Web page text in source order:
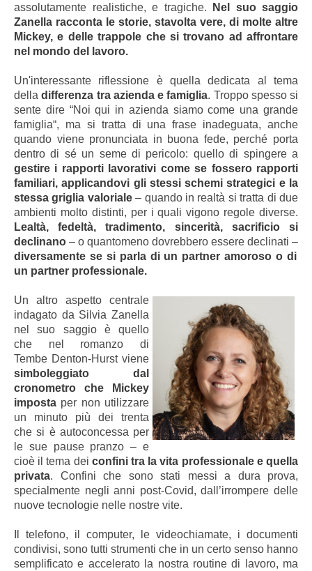
assolutamente realistiche, e tragiche.
Nel suo saggio
Zanella racconta le storie, stavolta vere, di molte altre
Mickey, e delle trappole che si trovano ad affrontare
nel mondo del lavoro.
Un'interessante riflessione è quella dedicata al tema
delladifferenza tra azienda e famiglia. Troppo spesso si
sente dire “Noi qui in azienda siamo come una grande
famiglia“, ma si tratta di una frase inadeguata, anche
quando viene pronunciata in buona fede, perché porta
dentro di sé un seme di pericolo: quello di spingere a
gestire i rapporti lavorativi come se fossero rapporti
familiari, applicandovi gli stessi schemi strategici e la
stessa griglia valoriale– quando in realtà si tratta di due
ambienti molto distinti, per i quali vigono regole diverse.
Lealtà, fedeltà, tradimento, sincerità, sacrificio si
declinano – o quantomeno dovrebbero essere declinati –
diversamente se si parla di un partner amoroso o di
un partner professionale.
Un altro aspetto centrale
indagato da Silvia Zanella
nel suo saggio è quello
che nel romanzo di
Tembe Denton-Hurst viene
simboleggiato dal
cronometro che Mickey
imposta per non utilizzare
un minuto più dei trenta
che si è autoconcessa per
le sue pause pranzo – e
cioè il tema dei confini tra la vita professionale e quella
privata. Confini che sono stati messi a dura prova,
specialmente negli anni post-Covid, dall’irrompere delle
nuove tecnologie nelle nostre vite.
Il telefono, il computer, le videochiamate, i documenti
condivisi, sono tutti strumenti che in un certo senso hanno
semplificato e accelerato la nostra routine di lavoro, ma